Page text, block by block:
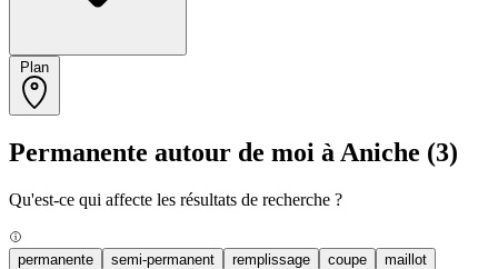
Permanente autour de moi à Aniche (3)
Qu'est-ce qui affecte les résultats de recherche ?
permanente semi-permanent remplissage coupe
maillot